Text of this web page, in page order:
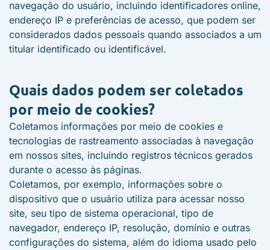
navegação do usuário, incluindo identificadores online,
endereço IP e preferências de acesso, que podem ser
considerados dados pessoais quando associados a um
titular identificado ou identificável.
Quais dados podem ser coletados
por meio de cookies?
Coletamos informações por meio de cookies e
tecnologias de rastreamento associadas à navegação
em nossos sites, incluindo registros técnicos gerados
durante o acesso às páginas.
Coletamos, por exemplo, informações sobre o
dispositivo que o usuário utiliza para acessar nosso
site, seu tipo de sistema operacional, tipo de
navegador, endereço IP, resolução, domínio e outras
configurações do sistema, além do idioma usado pelo